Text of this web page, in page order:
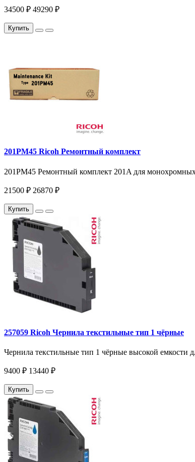
34500 ₽ 49290 ₽
Купить
201PM45 Ricoh Ремонтный комплект
201PM45 Ремонтный комплект 201A для
21500 ₽ 26870 ₽
Купить
257059 Ricoh Чернила текстильные тип 1 чёрные
Чернила текстильные тип 1 чёрные высокой емкости
9400 ₽ 13440 ₽
Купить